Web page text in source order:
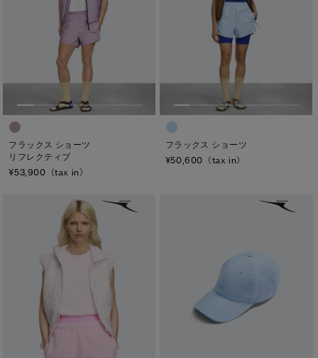
フラックス ショーツ
リフレクティブ
¥53,900（tax in）
フラックス ショーツ
¥50,600（tax in）